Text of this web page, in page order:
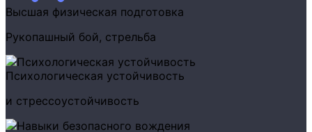
Высшая физическая подготовка
Рукопашный бой, стрельба
Психологическая устойчивость
и стрессоустойчивость